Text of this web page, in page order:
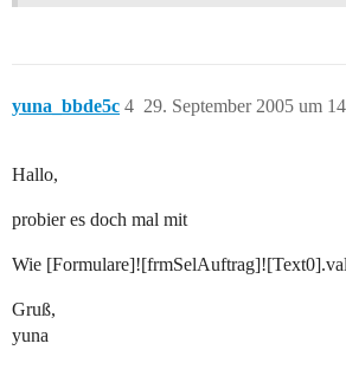
yuna_bbde5c 29. September 2005 um
4
Hallo,
probier es doch mal mit
Wie
Gruß,
yuna